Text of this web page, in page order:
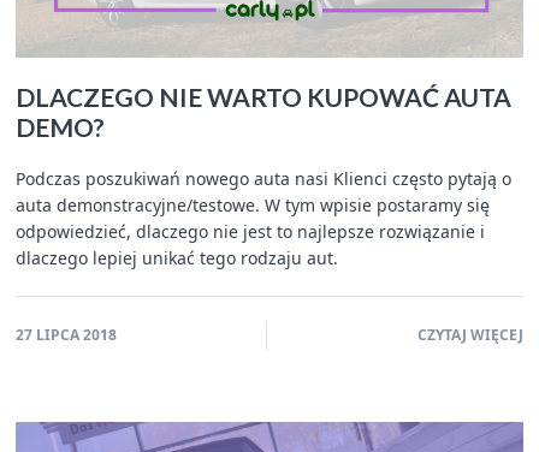
DLACZEGO NIE WARTO KUPOWAĆ AUTA
DEMO?
Podczas poszukiwań nowego auta nasi Klienci często pytają o
auta demonstracyjne/testowe. W tym wpisie postaramy się
odpowiedzieć, dlaczego nie jest to najlepsze rozwiązanie i
dlaczego lepiej unikać tego rodzaju aut.
27 LIPCA 2018 CZYTAJ WIĘCEJ